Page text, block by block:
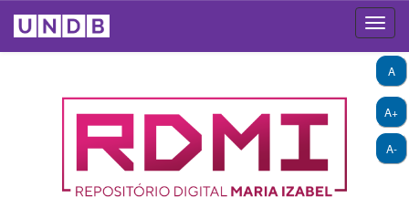
A+
A-
A